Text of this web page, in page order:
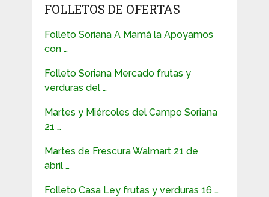
FOLLETOS DE OFERTAS
Folleto Soriana A Mamá la Apoyamos
con …
Folleto Soriana Mercado frutas y
verduras del …
Martes y Miércoles del Campo Soriana
21 …
Martes de Frescura Walmart 21 de
abril …
Folleto Casa Ley frutas y verduras 16 …